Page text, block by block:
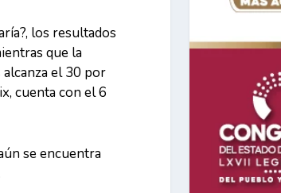
los resultados
que la
alcanza el 30 por
cuenta con el 6
se encuentra